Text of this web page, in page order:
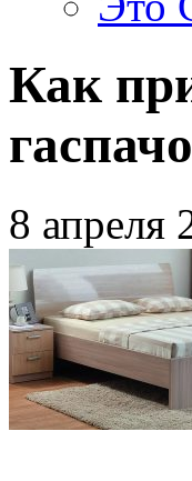
Как
8 апреля